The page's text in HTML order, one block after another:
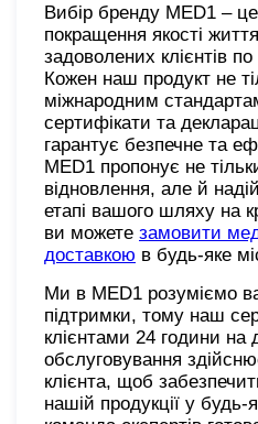
Вибір бренду MED1 –
покращення якості
задоволених клієнтів по
Кожен наш продукт не
міжнародним
сертифікати та
гарантує безпечне та
MED1 пропонує не
відновлення, але й
етапі вашого шляху на
ви можете замовити
доставкою в будь-яке
Ми в MED1 розуміємо
підтримки, тому наш
клієнтами 24 години на
обслуговування
клієнта, щоб
нашій продукції у